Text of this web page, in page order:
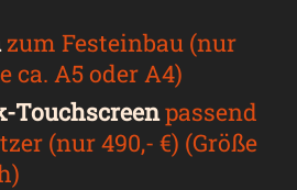
zum Festeinbau (nur
ca. A5 oder A4)
Touchscreenpassend
(nur 490,- €) (Größe